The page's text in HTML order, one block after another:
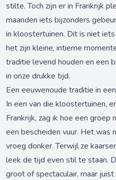
stilte. Toch zijn er in Frankrijk
maanden iets bijzonders
in kloostertuinen. Dit is niet
het zijn kleine, intieme
traditie levend houden en een
in onze drukke tijd.
Een eeuwenoude traditie in
In een van die kloostertuinen,
Frankrijk, zag ik hoe een groep
een bescheiden vuur. Het was
vroeg donker. Terwijl ze
leek de tijd even stil te staan.
groot of spectaculair, maar